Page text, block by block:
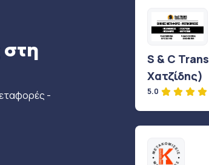
στη
-
S & C
Χατζίδης)
5.0